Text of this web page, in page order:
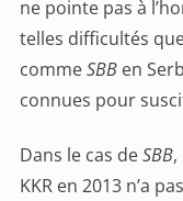
ne pointe pas à
telles difficultés
commeSBB en
connues pour
Dans le cas deSBB
KKR en 2013 n’a